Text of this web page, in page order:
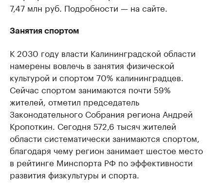
7,47 млн руб. Подробности — на сайте.
Занятия спортом
К 2030 году власти Калининградской области
намерены вовлечь в занятия физической
культурой и спортом 70% калининградцев.
Сейчас спортом занимаются почти 59%
жителей, отметил председатель
Законодательного Собрания региона Андрей
Кропоткин. Сегодня 572,6 тысяч жителей
области систематически занимаются спортом,
благодаря чему регион занимает шестое место
в рейтинге Минспорта РФ по эффективности
развития физкультуры и спорта.